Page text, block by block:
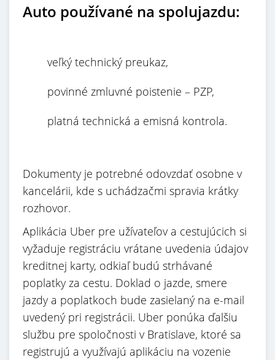
Auto používané na spolujazdu:
veľký technický preukaz,
povinné zmluvné poistenie – PZP,
platná technická a emisná kontrola.
Dokumenty je potrebné odovzdať osobne v
kancelárii, kde s uchádzačmi spravia krátky
rozhovor.
Aplikácia Uber pre užívateľov a cestujúcich si
vyžaduje registráciu vrátane uvedenia údajov
kreditnej karty, odkiaľ budú strhávané
poplatky za cestu. Doklad o jazde, smere
jazdy a poplatkoch bude zasielaný na e-mail
uvedený pri registrácii. Uber ponúka ďalšiu
službu pre spoločnosti v Bratislave, ktoré sa
registrujú a využívajú aplikáciu na vozenie